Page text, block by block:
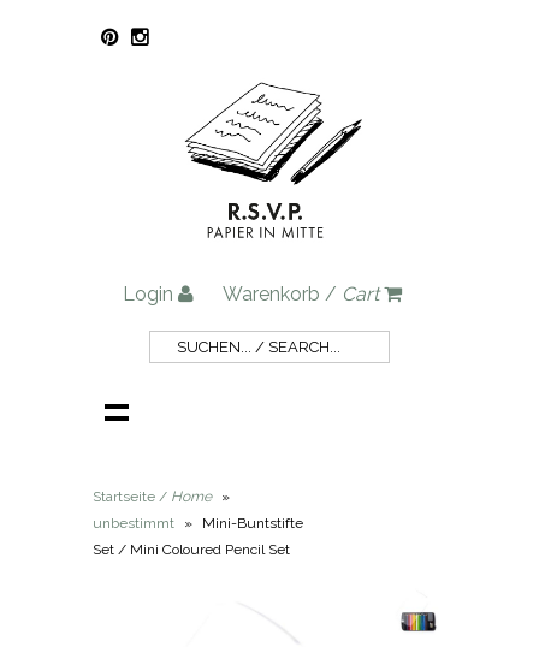
Login Warenkorb / Cart
Startseite / Home
»
unbestimmt
»
Mini-Buntstifte
Set / Mini Coloured Pencil Set